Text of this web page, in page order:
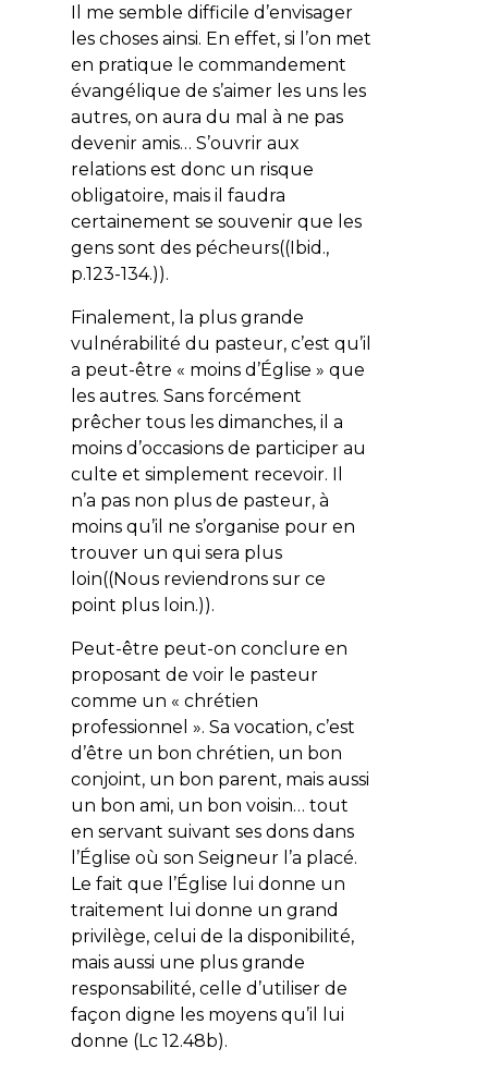
Il me semble difficile d’envisager
les choses ainsi. En effet, si l’on met
en pratique le commandement
évangélique de s’aimer les uns les
autres, on aura du mal à ne pas
devenir amis… S’ouvrir aux
relations est donc un risque
obligatoire, mais il faudra
certainement se souvenir que les
gens sont des pécheurs((Ibid .,
p.123-134.)).
Finalement, la plus grande
vulnérabilité du pasteur, c’est qu’il
a peut-être « moins d’Église » que
les autres. Sans forcément
prêcher tous les dimanches, il a
moins d’occasions de participer au
culte et simplement recevoir. Il
n’a pas non plus de pasteur, à
moins qu’il ne s’organise pour en
trouver un qui sera plus
loin((Nous reviendrons sur ce
point plus loin.)).
Peut-être peut-on conclure en
proposant de voir le pasteur
comme un « chrétien
professionnel ». Sa vocation, c’est
d’être un bon chrétien, un bon
conjoint, un bon parent, mais aussi
un bon ami, un bon voisin… tout
en servant suivant ses dons dans
l’Église où son Seigneur l’a placé.
Le fait que l’Église lui donne un
traitement lui donne un grand
privilège, celui de la disponibilité,
mais aussi une plus grande
responsabilité, celle d’utiliser de
façon digne les moyens qu’il lui
donne (Lc 12.48b).